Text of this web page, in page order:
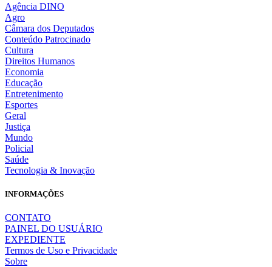
Agência DINO
Agro
Câmara dos Deputados
Conteúdo Patrocinado
Cultura
Direitos Humanos
Economia
Educação
Entretenimento
Esportes
Geral
Justiça
Mundo
Policial
Saúde
Tecnologia & Inovação
INFORMAÇÕES
CONTATO
PAINEL DO USUÁRIO
EXPEDIENTE
Termos de Uso e Privacidade
Sobre